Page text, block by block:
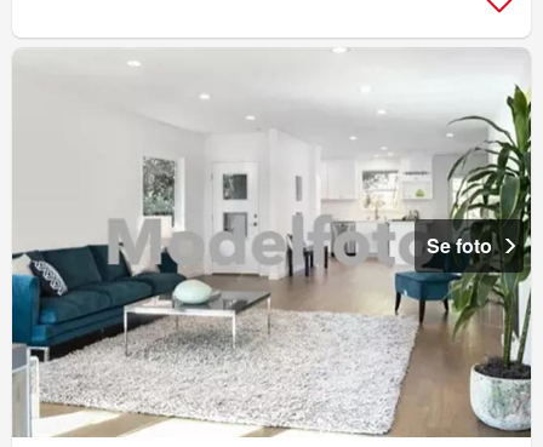
Se foto